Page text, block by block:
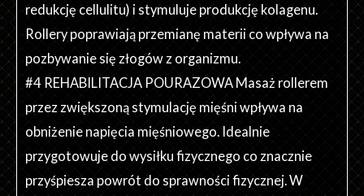
redukcję cellulitu) i stymuluje produkcję kolagenu.
Rollery poprawiają przemianę materii co wpływa na
pozbywanie się złogów z organizmu.
#4 REHABILITACJA POURAZOWA Masaż rollerem
przez zwiększoną stymulację mięśni wpływa na
obniżenie napięcia mięśniowego. Idealnie
przygotowuje do wysiłku fizycznego co znacznie
przyśpiesza powrót do sprawności fizycznej. W